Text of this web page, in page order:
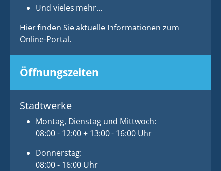
Und vieles mehr…
Hier finden Sie aktuelle Informationen zum
Online-Portal.
Öffnungszeiten
Stadtwerke
Montag, Dienstag und Mittwoch:
08:00 - 12:00 + 13:00 - 16:00 Uhr
Donnerstag:
08:00 - 16:00 Uhr